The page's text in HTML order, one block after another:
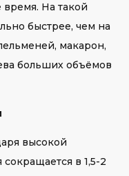
На такой
быстрее, чем на
макарон,
больших объёмов
высокой
в 1,5-2